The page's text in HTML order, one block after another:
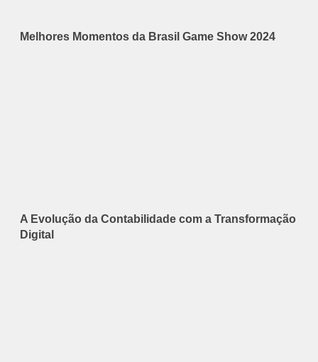
Melhores Momentos da Brasil Game Show 2024
A Evolução da Contabilidade com a Transformação
Digital